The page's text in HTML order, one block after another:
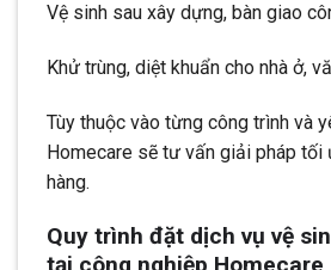
Vệ sinh sau xây dựng, bàn giao
Khử trùng, diệt khuẩn cho nhà ở,
Tùy thuộc vào từng công trình và
Homecare sẽ tư vấn giải pháp tối
hàng.
Quy trình đặt dịch vụ vệ
tại công nghiệp Homecare